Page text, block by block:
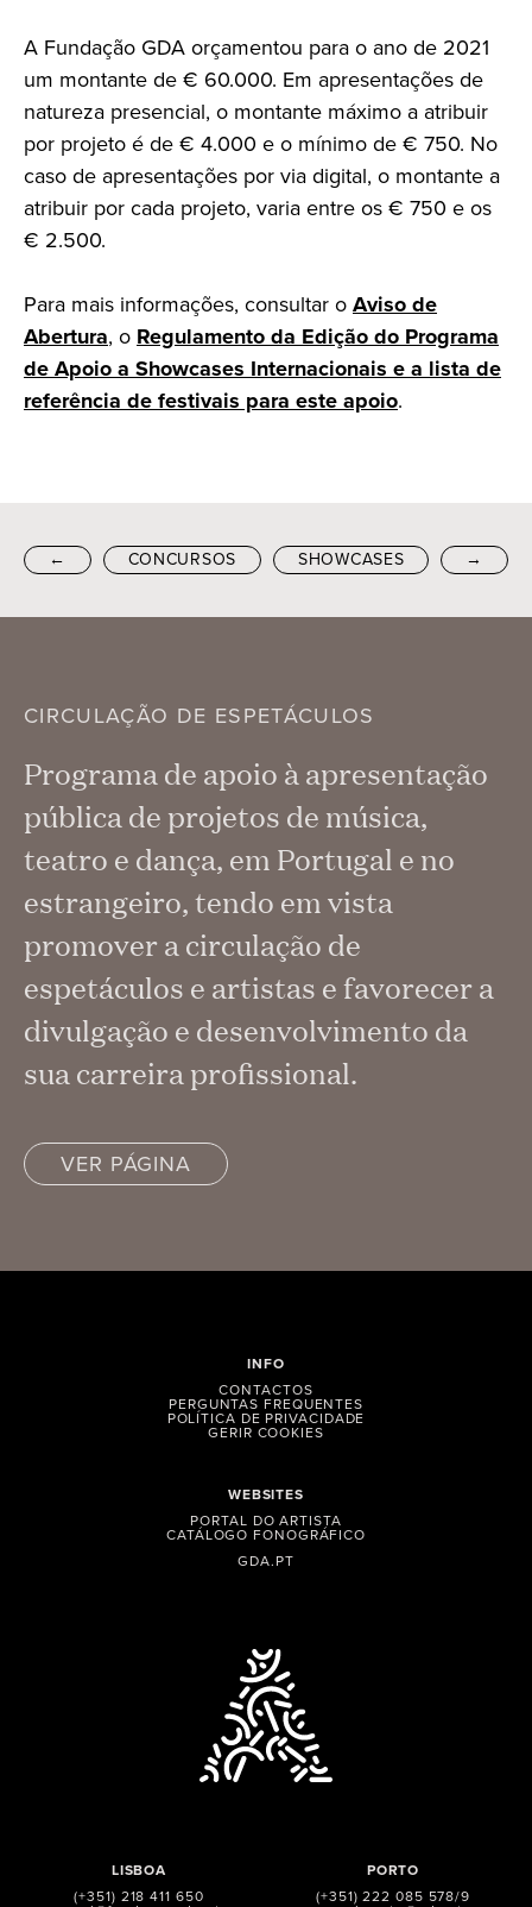
A Fundação GDA orçamentou para o ano de 2021
um montante de € 60.000. Em apresentações de
natureza presencial, o montante máximo a atribuir
por projeto é de € 4.000 e o mínimo de € 750. No
caso de apresentações por via digital, o montante a
atribuir por cada projeto, varia entre os € 750 e os
€ 2.500.
Para mais informações, consultar oAviso de
Abertura, o Regulamento da Edição do Programa
de Apoio a Showcases Internacionais e a lista de
referência de festivais para este apoio.
← CONCURSOS SHOWCASES →
CIRCULAÇÃO DE ESPETÁCULOS
Programa de apoio à apresentação
pública de projetos de música,
teatro e dança, em Portugal e no
estrangeiro, tendo em vista
promover a circulação de
espetáculos e artistas e favorecer a
divulgação e desenvolvimento da
sua carreira profissional.
VER PÁGINA
LISBOA
(+351) 218 411 650
PORTO
(+351) 222 085 578/9
WEBSITES
PORTAL DO ARTISTA
CATÁLOGO FONOGRÁFICO
GDA.PT
INFO
CONTACTOS
PERGUNTAS FREQUENTES
POLÍTICA DE PRIVACIDADE
GERIR COOKIES